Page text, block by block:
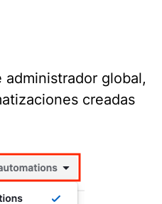
global,
creadas